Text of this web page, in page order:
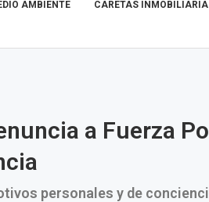
AMBIENTE CARETAS INMOBILIARIA
a Fuerza
personales y de